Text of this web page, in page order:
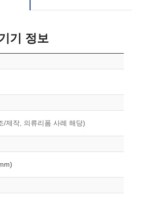
기 정보
/제작, 의류리폼 사례 해당)